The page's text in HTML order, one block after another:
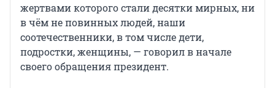
жертвами которого стали десятки мирных, ни
в чём не повинных людей, наши
соотечественники, в том числе дети,
подростки, женщины, — говорил в начале
своего обращения президент.